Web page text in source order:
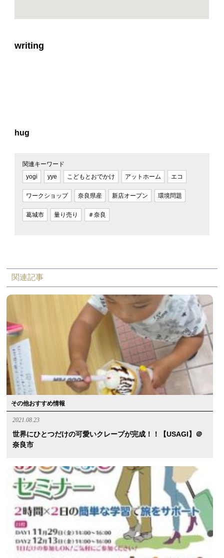
writing
hug
関連キーワード
yogi
yye こどもとおでかけ アットホーム エコ
ワークショップ 奈良県産 新店オープン 環境問題
葛城市 量り売り ＃奈良
関連記事
その他おすすめ情報
2021.08.23
世界にひとつだけの可愛いクレープが完成！！【USAGI】＠
奈良市